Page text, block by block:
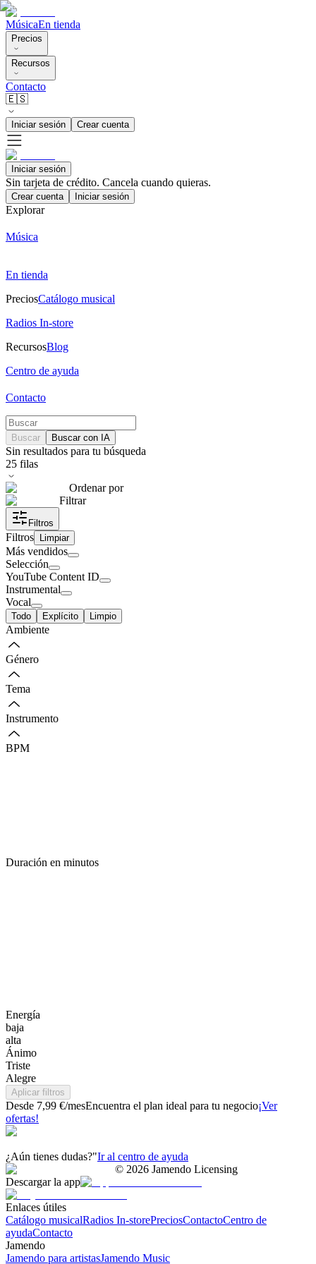
MúsicaEn tienda
Precios
Recursos
Contacto
🇪🇸
Iniciar sesión Crear cuenta
Iniciar sesión
Sin tarjeta de crédito. Cancela cuando quieras.
Crear cuenta Iniciar sesión
Explorar
Música
En tienda
PreciosCatálogo musical
Radios In-store
RecursosBlog
Centro de ayuda
Contacto
Buscar Buscar con IA
Sin resultados para tu búsqueda
25 filas
Ordenar por
Filtrar
Filtros
Filtros Limpiar
Más vendidos
Selección
YouTube Content ID
Instrumental
Vocal
Todo Explícito Limpio
Ambiente
Género
Tema
Instrumento
BPM
Duración en minutos
Energía
baja
alta
Ánimo
Triste
Alegre
Aplicar filtros
Desde 7,99 €/mesEncuentra el plan ideal para tu negocio¡Ver
ofertas!
¿Aún tienes dudas?"Ir al centro de ayuda
© 2026 Jamendo Licensing
Descargar la app
Enlaces útiles
Catálogo musicalRadios In-storePreciosContactoCentro de
ayudaContacto
Jamendo
Jamendo para artistasJamendo Music